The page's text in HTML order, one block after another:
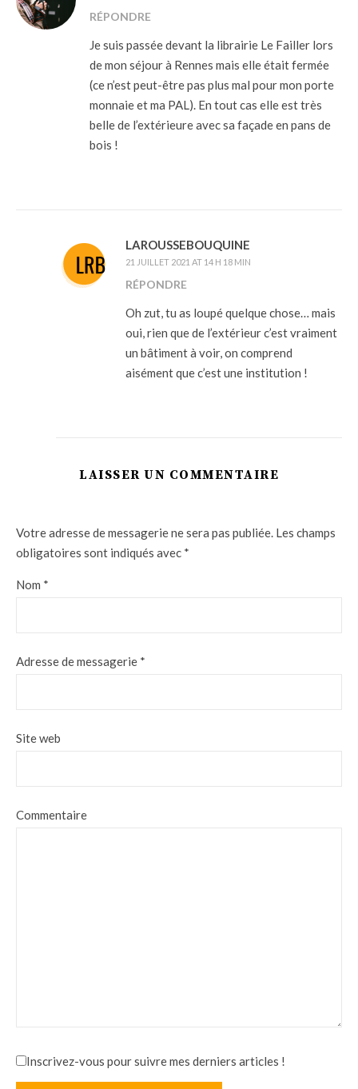
RÉPONDRE
Je suis passée devant la librairie Le Failler lors
de mon séjour à Rennes mais elle était fermée
(ce n’est peut-être pas plus mal pour mon porte
monnaie et ma PAL). En tout cas elle est très
belle de l’extérieure avec sa façade en pans de
bois !
LAROUSSEBOUQUINE
21 JUILLET 2021 AT 14 H 18 MIN
RÉPONDRE
Oh zut, tu as loupé quelque chose… mais
oui, rien que de l’extérieur c’est vraiment
un bâtiment à voir, on comprend
aisément que c’est une institution !
LAISSER UN COMMENTAIRE
Votre adresse de messagerie ne sera pas publiée. Les champs
obligatoires sont indiqués avec *
Nom *
Adresse de messagerie *
Site web
Commentaire
Inscrivez-vous pour suivre mes derniers articles !